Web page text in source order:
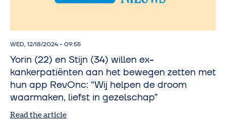
WED, 12/18/2024 - 09:55
Yorin (22) en Stijn (34) willen ex-
kankerpatiënten aan het bewegen zetten met
hun app RevOnc: “Wij helpen de droom
waarmaken, liefst in gezelschap”
Read the article